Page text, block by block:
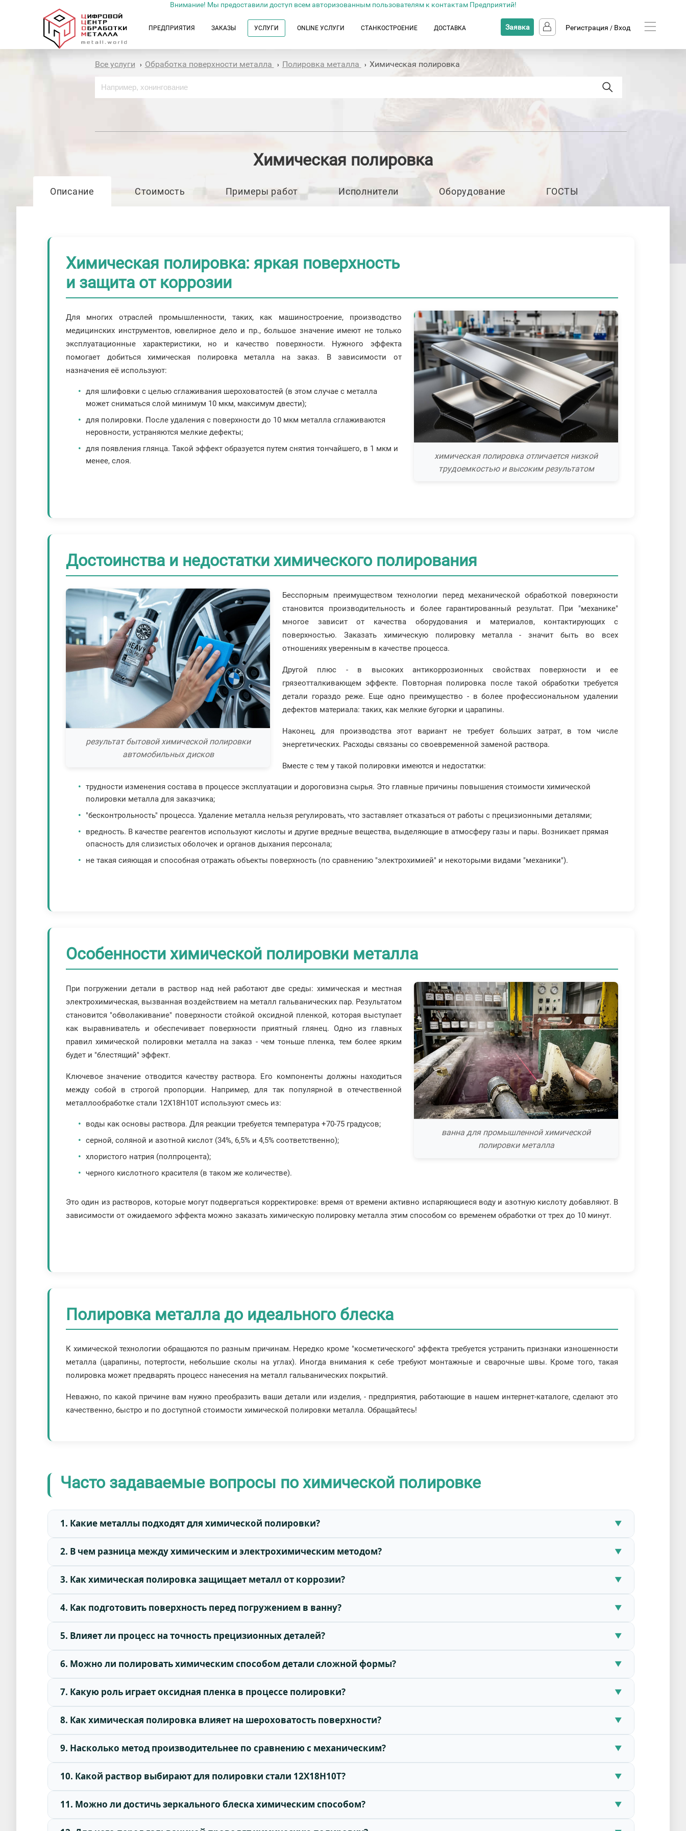
Внимание! Мы предоставили доступ всем авторизованным пользователям к контактам Предприятий!
ПРЕДПРИЯТИЯ ЗАКАЗЫ УСЛУГИ ONLINE УСЛУГИ СТАНКОСТРОЕНИЕ ДОСТАВКА Заявка Регистрация / Вход
Все услуги › Обработка поверхности металла › Полировка металла › Химическая полировка
Химическая полировка
Описание Стоимость Примеры работ Исполнители Оборудование ГОСТЫ
Химическая полировка: яркая поверхность
и защита от коррозии
химическая полировка отличается низкой
трудоемкостью и высоким результатом
Для многих отраслей промышленности, таких, как машиностроение, производство
медицинских инструментов, ювелирное дело и пр., большое значение имеют не только
эксплуатационные характеристики, но и качество поверхности. Нужного эффекта
помогает добиться химическая полировка металла на заказ. В зависимости от
назначения её используют:
для шлифовки с целью сглаживания шероховатостей (в этом случае с металла
может сниматься слой минимум 10 мкм, максимум двести);
для полировки. После удаления с поверхности до 10 мкм металла сглаживаются
неровности, устраняются мелкие дефекты;
для появления глянца. Такой эффект образуется путем снятия тончайшего, в 1 мкм и
менее, слоя.
Достоинства и недостатки химического полирования
результат бытовой химической полировки
автомобильных дисков
Бесспорным преимуществом технологии перед механической обработкой поверхности
становится производительность и более гарантированный результат. При "механике"
многое зависит от качества оборудования и материалов, контактирующих с
поверхностью. Заказать химическую полировку металла - значит быть во всех
отношениях уверенным в качестве процесса.
Другой плюс - в высоких антикоррозионных свойствах поверхности и ее
грязеотталкивающем эффекте. Повторная полировка после такой обработки требуется
детали гораздо реже. Еще одно преимущество - в более профессиональном удалении
дефектов материала: таких, как мелкие бугорки и царапины.
Наконец, для производства этот вариант не требует больших затрат, в том числе
энергетических. Расходы связаны со своевременной заменой раствора.
Вместе с тем у такой полировки имеются и недостатки:
трудности изменения состава в процессе эксплуатации и дороговизна сырья. Это главные причины повышения стоимости химической
полировки металла для заказчика;
"бесконтрольность" процесса. Удаление металла нельзя регулировать, что заставляет отказаться от работы с прецизионными деталями;
вредность. В качестве реагентов используют кислоты и другие вредные вещества, выделяющие в атмосферу газы и пары. Возникает прямая
опасность для слизистых оболочек и органов дыхания персонала;
не такая сияющая и способная отражать объекты поверхность (по сравнению "электрохимией" и некоторыми видами "механики").
Особенности химической полировки металла
ванна для промышленной химической
полировки металла
При погружении детали в раствор над ней работают две среды: химическая и местная
электрохимическая, вызванная воздействием на металл гальванических пар. Результатом
становится "обволакивание" поверхности стойкой оксидной пленкой, которая выступает
как выравниватель и обеспечивает поверхности приятный глянец. Одно из главных
правил химической полировки металла на заказ - чем тоньше пленка, тем более ярким
будет и "блестящий" эффект.
Ключевое значение отводится качеству раствора. Его компоненты должны находиться
между собой в строгой пропорции. Например, для так популярной в отечественной
металлообработке стали 12Х18Н10Т используют смесь из:
воды как основы раствора. Для реакции требуется температура +70-75 градусов;
серной, соляной и азотной кислот (34%, 6,5% и 4,5% соответственно);
хлористого натрия (полпроцента);
черного кислотного красителя (в таком же количестве).
Это один из растворов, которые могут подвергаться корректировке: время от времени активно испаряющиеся воду и азотную кислоту добавляют. В
зависимости от ожидаемого эффекта можно заказать химическую полировку металла этим способом со временем обработки от трех до 10 минут.
Полировка металла до идеального блеска
К химической технологии обращаются по разным причинам. Нередко кроме "косметического" эффекта требуется устранить признаки изношенности
металла (царапины, потертости, небольшие сколы на углах). Иногда внимания к себе требуют монтажные и сварочные швы. Кроме того, такая
полировка может предварять процесс нанесения на металл гальванических покрытий.
Неважно, по какой причине вам нужно преобразить ваши детали или изделия, - предприятия, работающие в нашем интернет-каталоге, сделают это
качественно, быстро и по доступной стоимости химической полировки металла. Обращайтесь!
Часто задаваемые вопросы по химической полировке
1. Какие металлы подходят для химической полировки?
2. В чем разница между химическим и электрохимическим методом?
3. Как химическая полировка защищает металл от коррозии?
4. Как подготовить поверхность перед погружением в ванну?
5. Влияет ли процесс на точность прецизионных деталей?
6. Можно ли полировать химическим способом детали сложной формы?
7. Какую роль играет оксидная пленка в процессе полировки?
8. Как химическая полировка влияет на шероховатость поверхности?
9. Насколько метод производительнее по сравнению с механическим?
10. Какой раствор выбирают для полировки стали 12Х18Н10Т?
11. Можно ли достичь зеркального блеска химическим способом?